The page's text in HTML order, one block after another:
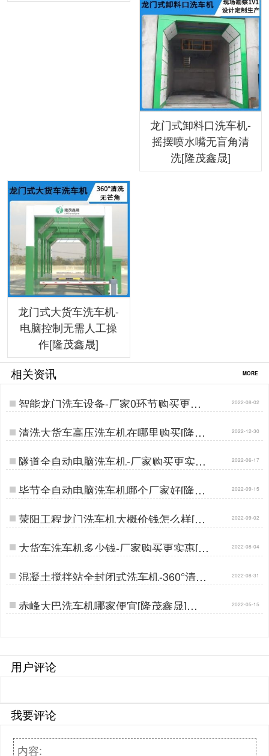
龙门式卸料口洗车机-
摇摆喷水嘴无盲角清
洗[隆茂鑫晟]
龙门式大货车洗车机-
电脑控制无需人工操
作[隆茂鑫晟]
相关资讯 MORE
智能龙门洗车设备-厂家0环节购买更实
惠[隆茂鑫晟]…
2022-08-02
清洗大货车高压洗车机在哪里购买[隆茂
鑫晟]…
2022-12-30
隧道全自动电脑洗车机-厂家购买更实惠
[隆茂鑫晟]…
2022-06-17
毕节全自动电脑洗车机哪个厂家好[隆茂
鑫晟]…
2022-09-15
荥阳工程龙门洗车机大概价钱怎么样[隆
茂鑫晟]…
2022-09-02
大货车洗车机多少钱-厂家购买更实惠[隆
茂鑫晟]…
2022-08-04
混凝土搅拌站全封闭式洗车机-360°清洗
环评验收更轻松[隆茂鑫晟]…
2022-08-31
赤峰大巴洗车机哪家便宜[隆茂鑫晟]… 2022-05-15
用户评论
我要评论